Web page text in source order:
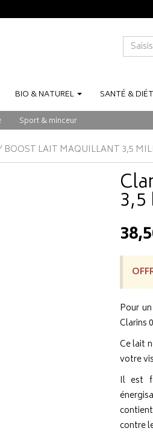
BIO &NATUREL SANTÉ &DIÉT
Sport & minceur
BOOST LAIT MAQUILLANT 3,5
Pour
Clarins
Ce lait
votre
Il est
contre